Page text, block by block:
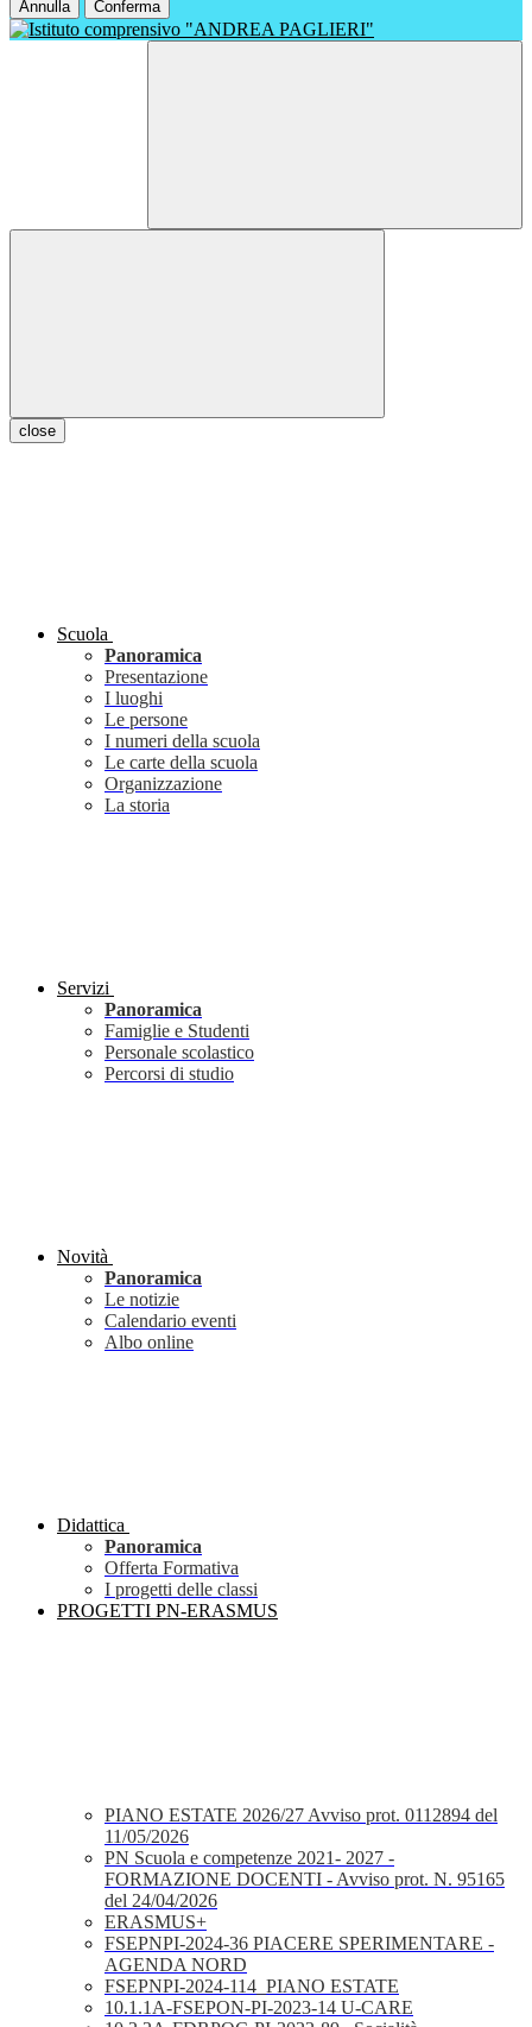
Annulla Conferma
close
Scuola
Panoramica
Presentazione
I luoghi
Le persone
I numeri della scuola
Le carte della scuola
Organizzazione
La storia
Servizi
Panoramica
Famiglie e Studenti
Personale scolastico
Percorsi di studio
Novità
Panoramica
Le notizie
Calendario eventi
Albo online
Didattica
Panoramica
Offerta Formativa
I progetti delle classi
PROGETTI PN-ERASMUS
PIANO ESTATE 2026/27 Avviso prot. 0112894 del
11/05/2026
PN Scuola e competenze 2021- 2027 -
FORMAZIONE DOCENTI - Avviso prot. N. 95165
del 24/04/2026
ERASMUS+
FSEPNPI-2024-36 PIACERE SPERIMENTARE -
AGENDA NORD
FSEPNPI-2024-114_PIANO ESTATE
10.1.1A-FSEPON-PI-2023-14 U-CARE